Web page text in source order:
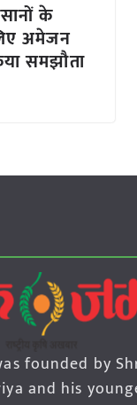
के
अमेजन
समझौता
founded by
and his